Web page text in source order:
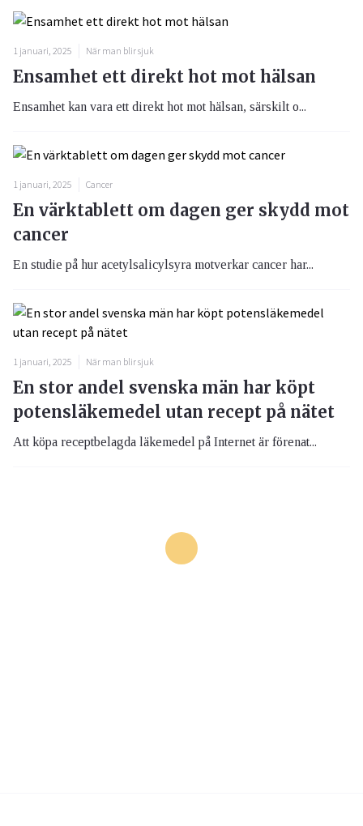
1 januari, 2025 När man blir sjuk
Ensamhet ett direkt hot mot hälsan
Ensamhet kan vara ett direkt hot mot hälsan, särskilt o...
1 januari, 2025 Cancer
En värktablett om dagen ger skydd mot
cancer
En studie på hur acetylsalicylsyra motverkar cancer har...
1 januari, 2025 När man blir sjuk
En stor andel svenska män har köpt
potensläkemedel utan recept på nätet
Att köpa receptbelagda läkemedel på Internet är förenat...